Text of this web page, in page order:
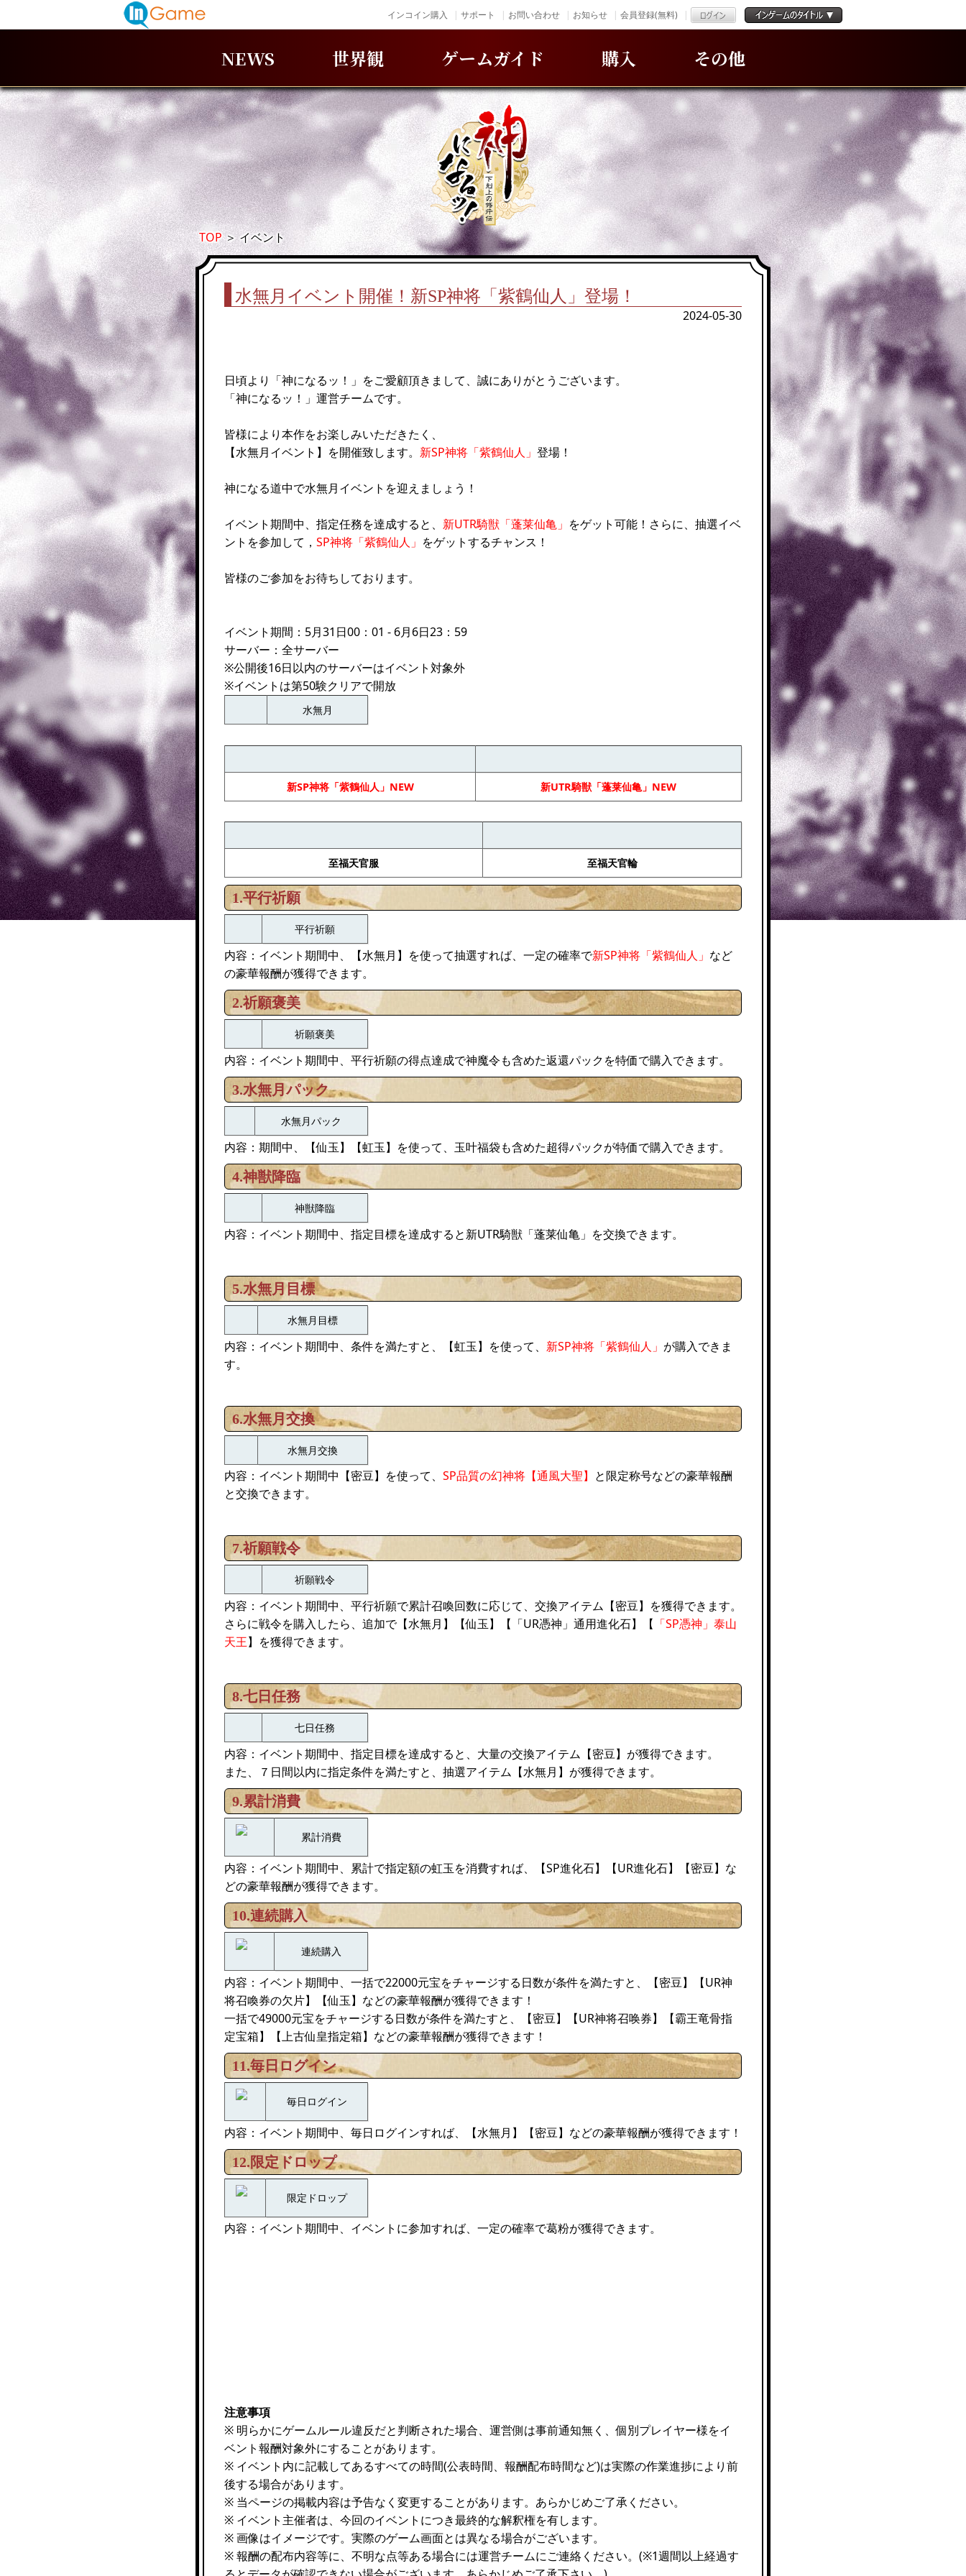
インコイン購入 サポート お問い合わせ お知らせ 会員登録(無料)
NEWS 世界観 ゲームガイド 購入 その他
TOP＞イベント
水無月イベント開催！新SP神将「紫鶴仙人」登場！
2024-05-30
日頃より「神になるッ！」をご愛顧頂きまして、誠にありがとうございます。
「神になるッ！」運営チームです。
皆様により本作をお楽しみいただきたく、
【水無月イベント】を開催致します。 新SP神将「紫鶴仙人」 登場！
神になる道中で水無月イベントを迎えましょう！
イベント期間中、指定任務を達成すると、 新UTR騎獣「蓬莱仙亀」 をゲット可能！さらに、抽選イベ
ントを参加して， SP神将「紫鶴仙人」 をゲットするチャンス！
皆様のご参加をお待ちしております。
イベント期間：5月31日00：01 - 6月6日23：59
サーバー：全サーバー
※公開後16日以内のサーバーはイベント対象外
※イベントは第50験クリアで開放
水無月
新SP神将「紫鶴仙人」NEW 新UTR騎獣「蓬莱仙亀」NEW
至福天官服 至福天官輪
1.平行祈願
平行祈願
内容：イベント期間中、【水無月】を使って抽選すれば、一定の確率で新SP神将「紫鶴仙人」 など
の豪華報酬が獲得できます。
2.祈願褒美
祈願褒美
内容：イベント期間中、平行祈願の得点達成で神魔令も含めた返還パックを特価で購入できます。
3.水無月パック
水無月パック
内容：期間中、【仙玉】【虹玉】を使って、玉叶福袋も含めた超得パックが特価で購入できます。
4.神獣降臨
神獣降臨
内容：イベント期間中、指定目標を達成すると新UTR騎獣「蓬莱仙亀」を交換できます。
5.水無月目標
水無月目標
内容：イベント期間中、条件を満たすと、【虹玉】を使って、 新SP神将「紫鶴仙人」 が購入できま
す。
6.水無月交換
水無月交換
内容：イベント期間中【密豆】を使って、 SP品質の幻神将【通風大聖】 と限定称号などの豪華報酬
と交換できます。
7.祈願戦令
祈願戦令
内容：イベント期間中、平行祈願で累計召喚回数に応じて、交換アイテム【密豆】を獲得できます。
さらに戦令を購入したら、追加で【水無月】【仙玉】【「UR憑神」通用進化石】【 「SP憑神」泰山
天王】を獲得できます。
8.七日任務
七日任務
内容：イベント期間中、指定目標を達成すると、大量の交換アイテム【密豆】が獲得できます。
また、７日間以内に指定条件を満たすと、抽選アイテム【水無月】が獲得できます。
9.累計消費
累計消費
内容：イベント期間中、累計で指定額の虹玉を消費すれば、【SP進化石】【UR進化石】【密豆】な
どの豪華報酬が獲得できます。
10.連続購入
連続購入
内容：イベント期間中、一括で22000元宝をチャージする日数が条件を満たすと、【密豆】【UR神
将召喚券の欠片】【仙玉】などの豪華報酬が獲得できます！
一括で49000元宝をチャージする日数が条件を満たすと、【密豆】【UR神将召唤券】【霸王竜骨指
定宝箱】【上古仙皇指定箱】などの豪華報酬が獲得できます！
11.毎日ログイン
毎日ログイン
内容：イベント期間中、毎日ログインすれば、【水無月】【密豆】などの豪華報酬が獲得できます！
12.限定ドロップ
限定ドロップ
内容：イベント期間中、イベントに参加すれば、一定の確率で葛粉が獲得できます。
注意事項
※ 明らかにゲームルール違反だと判断された場合、運営側は事前通知無く、個別プレイヤー様をイ
ベント報酬対象外にすることがあります。
※ イベント内に記載してあるすべての時間(公表時間、報酬配布時間など)は実際の作業進捗により前
後する場合があります。
※ 当ページの掲載内容は予告なく変更することがあります。あらかじめご了承ください。
※ イベント主催者は、今回のイベントにつき最終的な解釈権を有します。
※ 画像はイメージです。実際のゲーム画面とは異なる場合がございます。
※ 報酬の配布内容等に、不明な点等ある場合には運営チームにご連絡ください。(※1週間以上経過す